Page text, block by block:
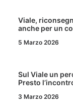
Viale,
anche per un
5 Marzo 2026
Sul Viale un
Presto
3 Marzo 2026